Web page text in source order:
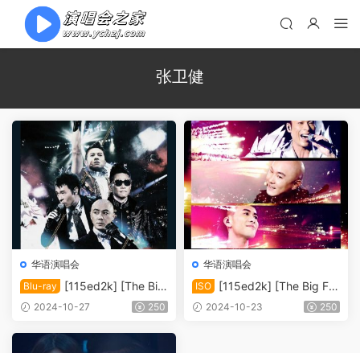
张卫健
华语演唱会
Blu-ray
[115ed2k] [The Big
Four – 2013 大四喜 大家利事
SO/43.19G]
2024-10-27 250
华语演唱会
ISO
[115ed2k] [The Big Fo
ur 2010世界巡回演唱会 香港
2024-10-23 250